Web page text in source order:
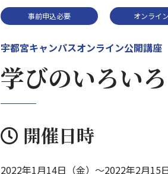
事前申込必要 オンライ
宇都宮キャンパスオンライン公開講座
学びのいろい
開催日時
2022年1月14日（金）～2022年2月15日